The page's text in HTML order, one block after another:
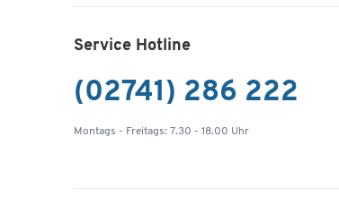
Service Hotline
(02741) 286 222
Montags - Freitags: 7.30 - 18.00 Uhr